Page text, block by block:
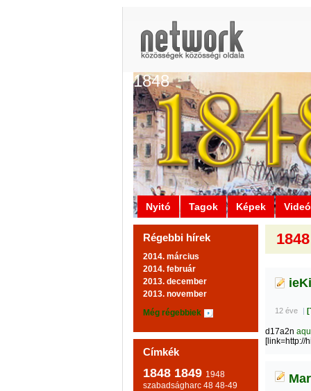
1848
Nyitó Tagok Képek
Régebbi hírek
2014. március
2014. február
2013. december
2013. november
Még régebbiek
Címkék
1848 1849 1948
szabadságharc 48 48-49
12 éve |
d17a2n
[link=http://